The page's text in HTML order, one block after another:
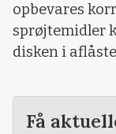
opbevares
sprøjtemidler
disken i
Få